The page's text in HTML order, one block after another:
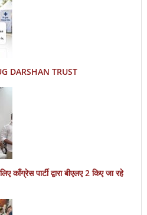
DARSHAN TRUST
पार्टी द्वारा बीएलए 2 किए जा रहे